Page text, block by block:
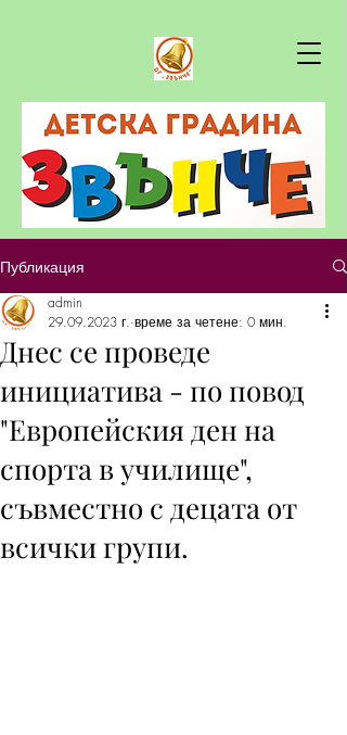
Публикация
Днес се проведе
инициатива - по повод
"Европейския ден на
спорта в училище",
съвместно с децата от
всички групи.
admin
29.09.2023 г. време за четене: 0 мин.